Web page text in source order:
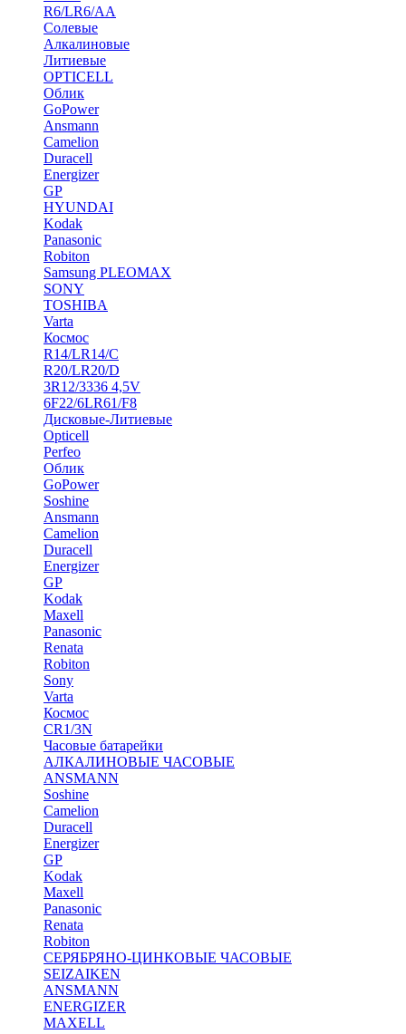
R6/LR6/AA
Солевые
Алкалиновые
Литиевые
OPTICELL
Облик
GoPower
Ansmann
Camelion
Duracell
Energizer
GP
HYUNDAI
Kodak
Panasonic
Robiton
Samsung PLEOMAX
SONY
TOSHIBA
Varta
Космос
R14/LR14/C
R20/LR20/D
3R12/3336 4,5V
6F22/6LR61/F8
Дисковые-Литиевые
Opticell
Perfeo
Облик
GoPower
Soshine
Ansmann
Camelion
Duracell
Energizer
GP
Kodak
Maxell
Panasonic
Renata
Robiton
Sony
Varta
Космос
CR1/3N
Часовые батарейки
АЛКАЛИНОВЫЕ ЧАСОВЫЕ
ANSMANN
Soshine
Camelion
Duracell
Energizer
GP
Kodak
Maxell
Panasonic
Renata
Robiton
СЕРЯБРЯНО-ЦИНКОВЫЕ ЧАСОВЫЕ
SEIZAIKEN
ANSMANN
ENERGIZER
MAXELL